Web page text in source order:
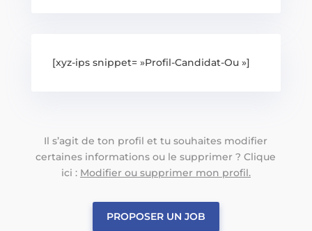
[xyz-ips snippet= »Profil-Candidat-Ou »]
Il s’agit de ton profil et tu souhaites modifier
certaines informations ou le supprimer ? Clique
ici : Modifier ou supprimer mon profil.
PROPOSER UN JOB